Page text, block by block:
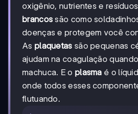
oxigênio, nutrientes e
brancos são como
doenças e protegem você
As plaquetas são pequenas
ajudam na coagulação
machuca. E o plasma é o
onde todos esses
flutuando.